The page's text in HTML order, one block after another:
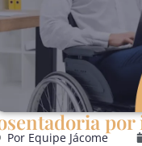
Por Equipe Jácome